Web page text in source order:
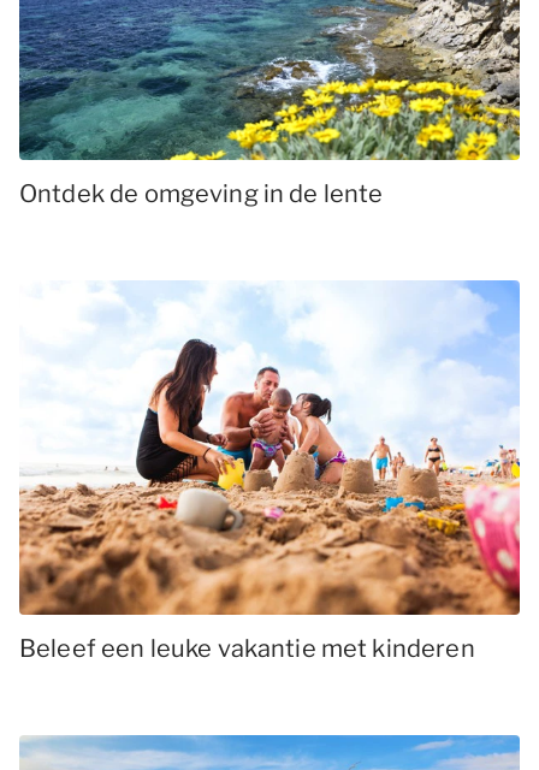
Ontdek de omgeving in de lente
Beleef een leuke vakantie met kinderen